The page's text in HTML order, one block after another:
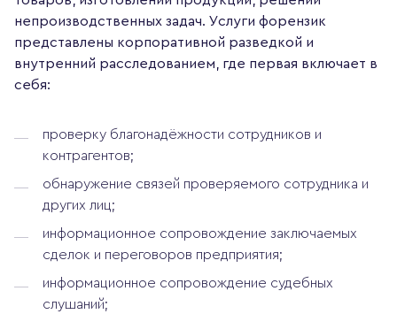
непроизводственных задач. Услуги форензик
представлены корпоративной разведкой и
внутренний расследованием, где первая включает в
себя:
проверку благонадёжности сотрудников и
контрагентов;
обнаружение связей проверяемого сотрудника и
других лиц;
информационное сопровождение заключаемых
сделок и переговоров предприятия;
информационное сопровождение судебных
слушаний;